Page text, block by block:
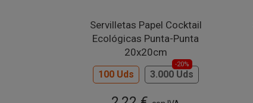
Servilletas Papel Cocktail
Ecológicas Punta-Punta
20x20cm
100 Uds 3.000 Uds
-20%